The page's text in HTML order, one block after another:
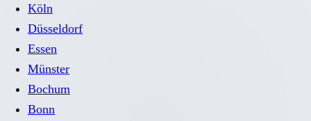
Köln
Düsseldorf
Essen
Münster
Bochum
Bonn